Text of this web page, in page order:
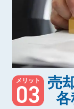
メリット
03 売